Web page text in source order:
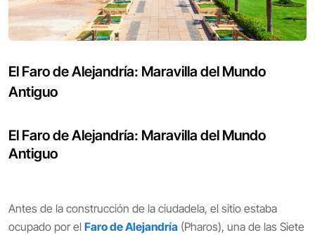
El Faro de Alejandría: Maravilla del Mundo
Antiguo
El Faro de Alejandría: Maravilla del Mundo
Antiguo
Antes de la construcción de la ciudadela, el sitio estaba
ocupado por el Faro de Alejandría (Pharos), una de las Siete